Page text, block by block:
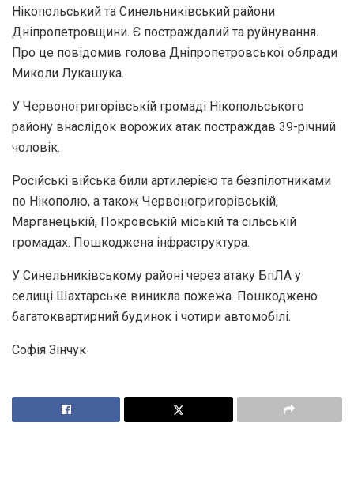
Нікопольський та Синельниківський райони
Дніпропетровщини. Є постраждалий та руйнування.
Про це повідомив голова Дніпропетровської облради
Миколи Лукашука.
У Червоногригорівській громаді Нікопольського
району внаслідок ворожих атак постраждав 39-річний
чоловік.
Російські війська били артилерією та безпілотниками
по Нікополю, а також Червоногригорівській,
Марганецькій, Покровській міській та сільській
громадах. Пошкоджена інфраструктура.
У Синельниківському районі через атаку БпЛА у
селищі Шахтарське виникла пожежа. Пошкоджено
багатоквартирний будинок і чотири автомобілі.
Софія Зінчук